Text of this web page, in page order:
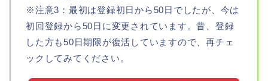
※注意3：最初は登録初日から50日でしたが、今は
初回登録から50日に変更されています。昔、登録
した方も50日期限が復活していますので、再チェ
ックしてみてください。